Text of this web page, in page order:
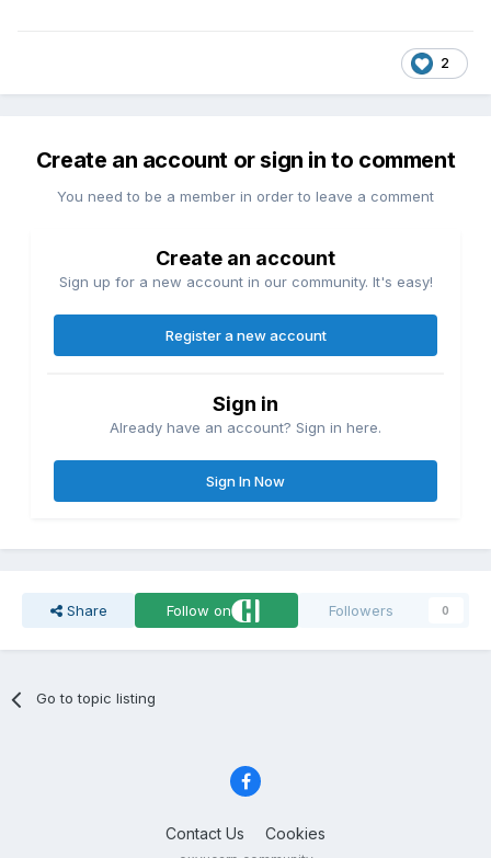
2
Create an account or sign in to comment
You need to be a member in order to leave a comment
Create an account
Sign up for a new account in our community. It's easy!
Register a new account
Sign in
Already have an account? Sign in here.
Sign In Now
Share Follow on Followers 0
Go to topic listing
Contact Us Cookies